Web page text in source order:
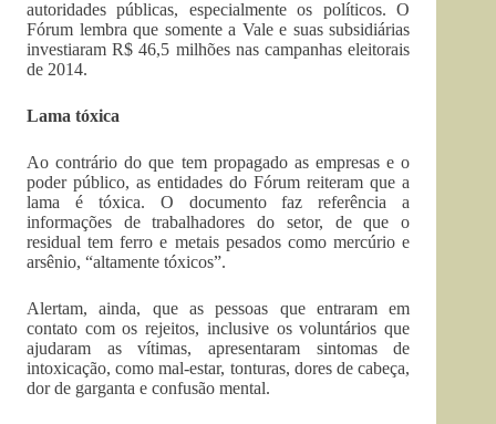
autoridades públicas, especialmente os políticos. O
Fórum lembra que somente a Vale e suas subsidiárias
investiaram R$ 46,5 milhões nas campanhas eleitorais
de 2014.
Lama tóxica
Ao contrário do que tem propagado as empresas e o
poder público, as entidades do Fórum reiteram que a
lama é tóxica. O documento faz referência a
informações de trabalhadores do setor, de que o
residual tem ferro e metais pesados como mercúrio e
arsênio, “altamente tóxicos”.
Alertam, ainda, que as pessoas que entraram em
contato com os rejeitos, inclusive os voluntários que
ajudaram as vítimas, apresentaram sintomas de
intoxicação, como mal-estar, tonturas, dores de cabeça,
dor de garganta e confusão mental.